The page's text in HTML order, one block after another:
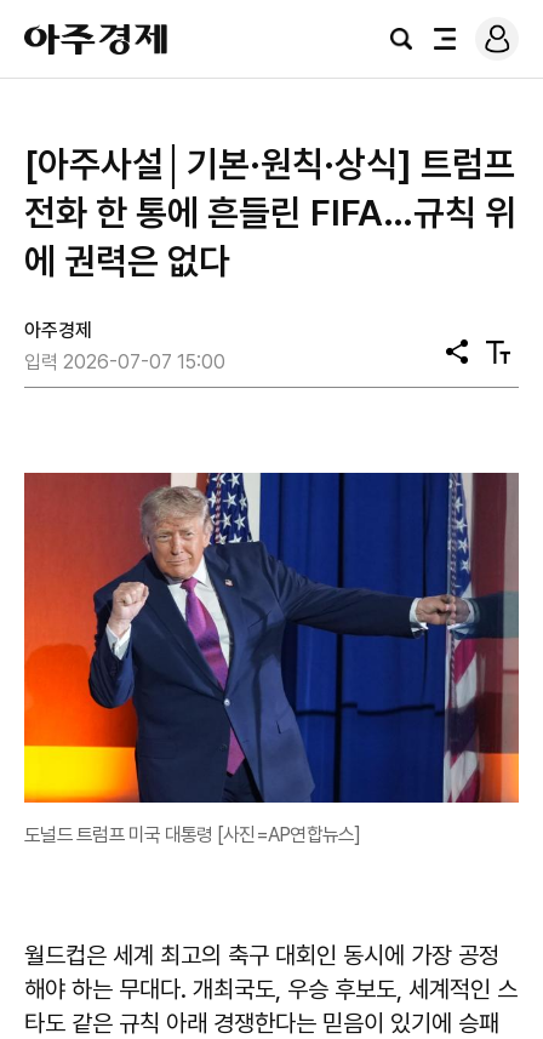
아
주
경
검
전
로
그
[아주사설│기본·원칙·상식] 트럼프
전화 한 통에 흔들린 FIFA…규칙 위
에 권력은 없다
아주경제
입력 2026-07-07 15:00
공
유
텍
스
도널드 트럼프 미국 대통령 [사진=AP연합뉴스]
월드컵은 세계 최고의 축구 대회인 동시에 가장 공정
해야 하는 무대다. 개최국도, 우승 후보도, 세계적인 스
타도 같은 규칙 아래 경쟁한다는 믿음이 있기에 승패